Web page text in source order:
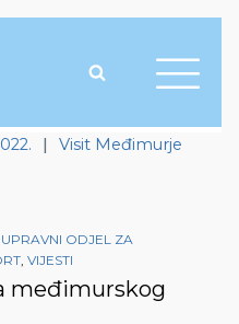
| Visit Međimurje
UPRAVNI ODJEL ZA
, VIJESTI
međimurskog